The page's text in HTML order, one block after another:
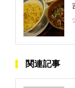
関連記事